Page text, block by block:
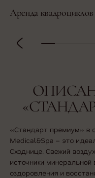
Аренда квадроциклов
«Стандарт премиум» в
Medical&Spa – это
Сходнице. Свежий
источники
оздоровления и